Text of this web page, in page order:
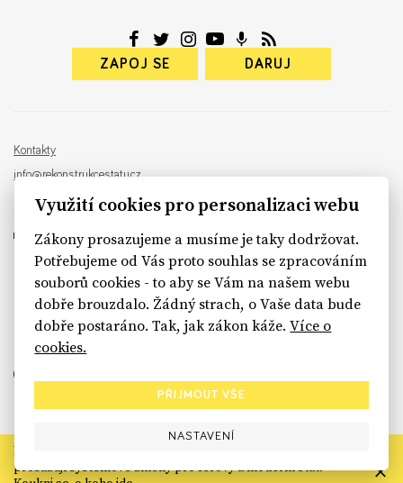
ZAPOJ SE DARUJ
Kontakty
info@rekonstrukcestatu.cz
Návrh a vývoj: Sinfin , ilustrace:
sinfin.digital
Rekonstrukce státu končí. Její členské organizace však dál
prosazují systémové změny pro férový a moderní stát.
Využití cookies pro personalizaci webu
Zákony prosazujeme a musíme je taky dodržovat.
Potřebujeme od Vás proto souhlas se zpracováním
souborů cookies - to aby se Vám na našem webu
dobře brouzdalo. Žádný strach, o Vaše data bude
dobře postaráno. Tak, jak zákon káže.Více o
cookies.
PŘIJMOUT VŠE
NASTAVENÍ